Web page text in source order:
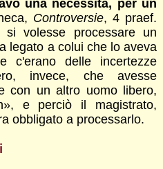
una necessità, per un
Controversie, 4 praef.
volesse processare un
legato a colui che lo aveva
c'erano delle incertezze
invece, che avesse
con un altro uomo libero,
e perciò il magistrato,
obbligato a processarlo.